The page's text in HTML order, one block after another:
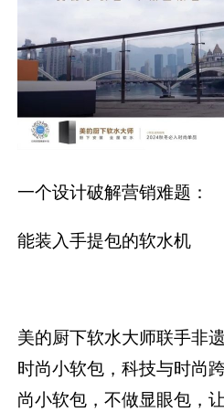
一个设计破解营销难题：
能装入手提包的软水机
美的厨下软水大师联手非
时尚小软包，科技与时尚
尚小软包，不做显眼包，